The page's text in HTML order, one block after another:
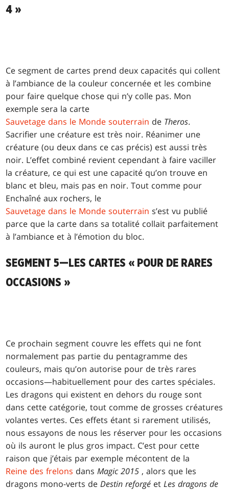
4 »
Ce segment de cartes prend deux capacités qui collent
à l’ambiance de la couleur concernée et les combine
pour faire quelque chose qui n’y colle pas. Mon
exemple sera la carte
Sauvetage dans le Monde souterrain de Theros.
Sacrifier une créature est très noir. Réanimer une
créature (ou deux dans ce cas précis) est aussi très
noir. L’effet combiné revient cependant à faire vaciller
la créature, ce qui est une capacité qu’on trouve en
blanc et bleu, mais pas en noir. Tout comme pour
Enchaîné aux rochers, le
Sauvetage dans le Monde souterrain s’est vu publié
parce que la carte dans sa totalité collait parfaitement
à l’ambiance et à l’émotion du bloc.
SEGMENT 5—LES CARTES « POUR DE RARES
OCCASIONS »
Ce prochain segment couvre les effets qui ne font
normalement pas partie du pentagramme des
couleurs, mais qu’on autorise pour de très rares
occasions—habituellement pour des cartes spéciales.
Les dragons qui existent en dehors du rouge sont
dans cette catégorie, tout comme de grosses créatures
volantes vertes. Ces effets étant si rarement utilisés,
nous essayons de nous les réserver pour les occasions
où ils auront le plus gros impact. C’est pour cette
raison que j’étais par exemple mécontent de la
Reine des frelons dansMagic 2015 , alors que les
dragons mono-verts deDestin reforgé etLes dragons de